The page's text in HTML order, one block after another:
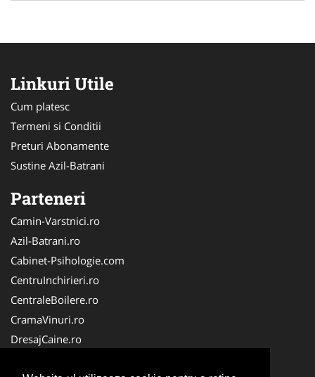
Linkuri Utile
Cum platesc
Termeni si Conditii
Preturi Abonamente
Sustine Azil-Batrani
Parteneri
Camin-Varstnici.ro
Azil-Batrani.ro
Cabinet-Psihologie.com
CentruInchirieri.ro
CentraleBoilere.ro
CramaVinuri.ro
DresajCaine.ro